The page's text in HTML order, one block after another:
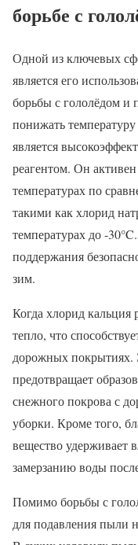
борьбе с
Одной из ключевых
является его
борьбы с гололёдом и
понижать
является
реагентом. Он
температурах по
такими как хлорид
температурах до -
поддержания
зим.
Когда хлорид кальция
тепло, что
дорожных покрытиях.
предотвращает
снежного покрова с
уборки. Кроме того,
вещество удерживает
замерзанию воды
Помимо борьбы с
для подавления пыли